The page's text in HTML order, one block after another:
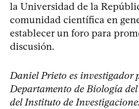
la Universidad de la
comunidad científica en
establecer un foro para
discusión.
Daniel Prieto es investigador
Departamento de Biología
del Instituto de